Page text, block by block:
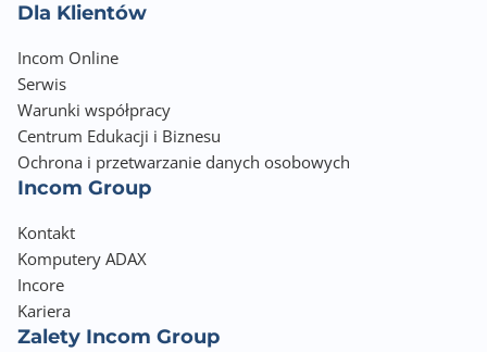
Dla Klientów
Incom Online
Serwis
Warunki współpracy
Centrum Edukacji i Biznesu
Ochrona i przetwarzanie danych osobowych
Incom Group
Kontakt
Komputery ADAX
Incore
Kariera
Zalety Incom Group